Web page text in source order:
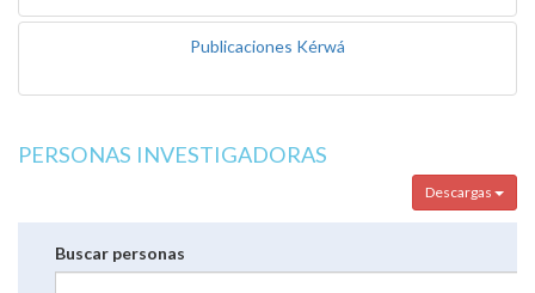
Publicaciones Kérwá
PERSONAS INVESTIGADORAS
Descargas
Buscar personas